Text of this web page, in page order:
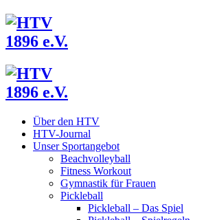
Über den HTV
HTV-Journal
Unser Sportangebot
Beachvolleyball
Fitness Workout
Gymnastik für Frauen
Pickleball
Pickleball – Das Spiel